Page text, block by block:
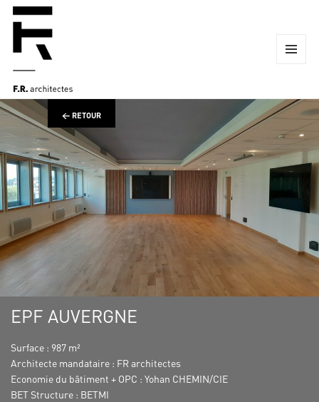
← RETOUR
EPF AUVERGNE
Surface : 987 m²
Architecte mandataire : FR architectes
Economie du bâtiment + OPC : Yohan CHEMIN/CIE
BET Structure : BETMI